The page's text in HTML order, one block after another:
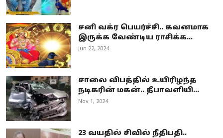
சனி வக்ர பெயர்ச்சி.. கவனமாக
இருக்க வேண்டிய ராசிக்க...
Jun 22, 2024
சாலை விபத்தில் உயிரிழந்த
நடிகரின் மகன்.. தீபாவளியி...
Nov 1, 2024
23 வயதில் சிவில் நீதிபதி..